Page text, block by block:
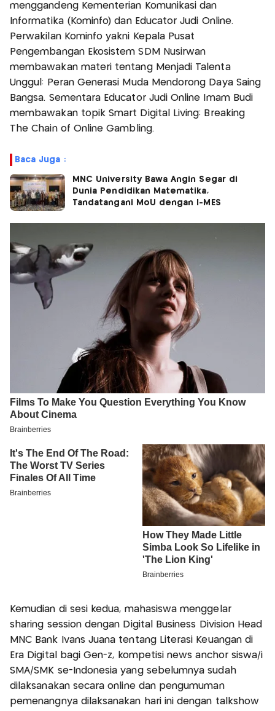
menggandeng Kementerian Komunikasi dan
Informatika (Kominfo) dan Educator Judi Online.
Perwakilan Kominfo yakni Kepala Pusat
Pengembangan Ekosistem SDM Nusirwan
membawakan materi tentang Menjadi Talenta
Unggul: Peran Generasi Muda Mendorong Daya Saing
Bangsa. Sementara Educator Judi Online Imam Budi
membawakan topik Smart Digital Living: Breaking
The Chain of Online Gambling.
Baca Juga :
MNC University Bawa Angin Segar di
Dunia Pendidikan Matematika,
Tandatangani MoU dengan I-MES
Kemudian di sesi kedua, mahasiswa menggelar
sharing session dengan Digital Business Division Head
MNC Bank Ivans Juana tentang Literasi Keuangan di
Era Digital bagi Gen-z, kompetisi news anchor siswa/i
SMA/SMK se-Indonesia yang sebelumnya sudah
dilaksanakan secara online dan pengumuman
pemenangnya dilaksanakan hari ini dengan talkshow